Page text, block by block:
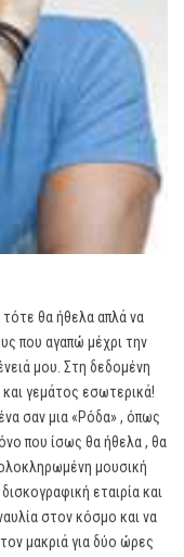
τότε θα ήθελα απλά να
που αγαπώ μέχρι την
μου. Στη δεδομένη
γεμάτος εσωτερικά!
σαν μια «Ρόδα» , όπως
που ίσως θα ήθελα , θα
μουσική
εταιρία και
στον κόσμο και να
μακριά για δύο ώρες